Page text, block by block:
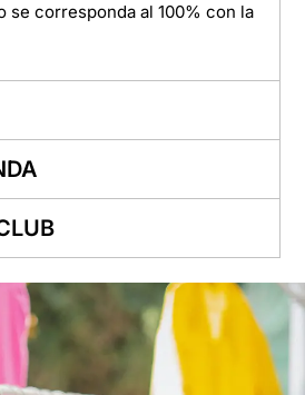
se corresponda al 100% con la